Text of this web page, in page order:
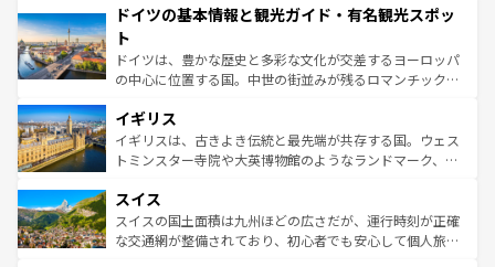
せる。地方によって風土や気候が異なるスペインはその個
ンテンツ一覧 を参照してほしい。
で、幅広い魅力が詰まっている。華麗な宮殿、歴史的な大
聖堂、美しいビーチ、そして豊かな自然が、訪れる者を心
から魅了する。また、フランスは美食の国としても知ら
れ、フランス料理はユネスコ無形文化遺産にも登録されて
香り高いラベンダー畑など、多彩な楽しみ方が可能だ。さ
らに、パリ以外の地域にも魅力が溢れており、どの街角に
も豊かな歴史と文化が息づいている。パリ以外の個性あふ
を参照してほしい。
ドイツの基本情報と観光ガイド・有名観光スポッ
ト
ドイツは、豊かな歴史と多彩な文化が交差するヨーロッパ
の中心に位置する国。中世の街並みが残るロマンチック街
顔を持つこの国は、どこを歩いても飽きることがない。ベ
ルリンの文化的活気、バイエルン州のアルプスの絶景、そ
してライン川沿いのワイン畑といった風景は必見。ビール
は、お酒好きな人にはぜひ体験してほしい。 なお、新着の
ドイツ情報はコンテンツ一覧を参照してほしい。
イギリス
イギリスは、古きよき伝統と最先端が共存する国。ウェス
トミンスター寺院や大英博物館のようなランドマーク、歴
リアごとに異なる魅力がある。また、優雅なアフタヌーン
ティー、ビール好きにはたまらない英国パブ、サッカー観
戦など、本場だからこそできる体験も豊富。イギリスを旅
スイス
スイスの国土面積は九州ほどの広さだが、運行時刻が正確
な交通網が整備されており、初心者でも安心して個人旅行